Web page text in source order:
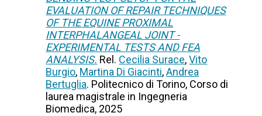
EVALUATION OF REPAIR TECHNIQUES
OF THE EQUINE PROXIMAL
INTERPHALANGEAL JOINT -
EXPERIMENTAL TESTS AND FEA
ANALYSIS. Rel. Cecilia Surace,Vito
Burgio, Martina Di Giacinti,Andrea
Bertuglia. Politecnico di Torino, Corso di
laurea magistrale in Ingegneria
Biomedica, 2025